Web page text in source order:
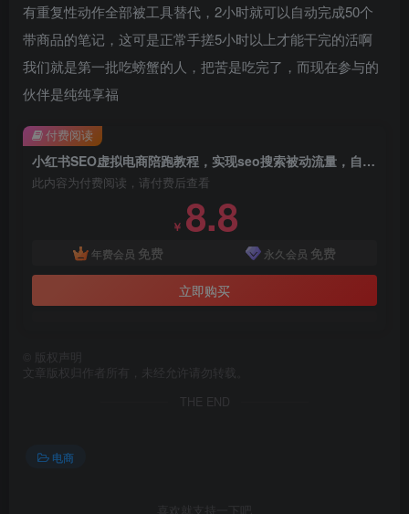
有重复性动作全部被工具替代，2小时就可以自动完成50个
带商品的笔记，这可是正常手搓5小时以上才能干完的活啊
我们就是第一批吃螃蟹的人，把苦是吃完了，而现在参与的
伙伴是纯纯享福
小红书SEO虚拟电商陪跑教程，实现seo搜索被动流量，自动成交的被动收入睡后项目
此内容为付费阅读，请付费后查看
￥ 8.8
年费会员 免费 永久会员 免费
立即购买
付费阅读
版权声明
文章版权归作者所有，未经允许请勿转载。
THE END
电商
喜欢就支持一下吧